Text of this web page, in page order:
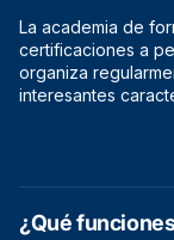
La academia de
certificaciones a
organiza
interesantes
¿Qué